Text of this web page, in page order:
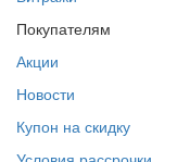
Покупателям
Акции
Новости
Купон на скидку